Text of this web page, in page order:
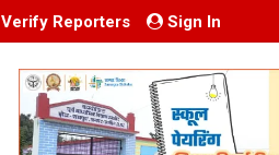
Verify Reporters Sign In